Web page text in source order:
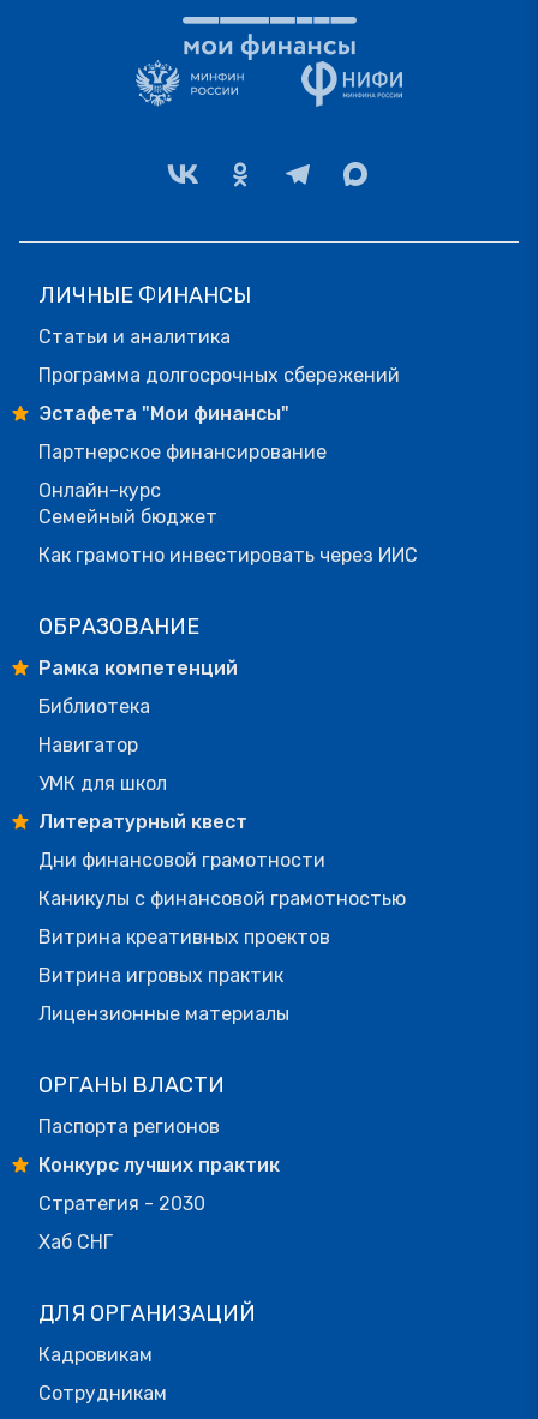
ЛИЧНЫЕ ФИНАНСЫ
Статьи и аналитика
Программа долгосрочных сбережений
Эстафета "Мои финансы"
Партнерское финансирование
Онлайн-курс
Семейный бюджет
Как грамотно инвестировать через ИИС
ОБРАЗОВАНИЕ
Рамка компетенций
Библиотека
Навигатор
УМК для школ
Литературный квест
Дни финансовой грамотности
Каникулы с финансовой грамотностью
Витрина креативных проектов
Витрина игровых практик
Лицензионные материалы
ОРГАНЫ ВЛАСТИ
Паспорта регионов
Конкурс лучших практик
Стратегия - 2030
Хаб СНГ
ДЛЯ ОРГАНИЗАЦИЙ
Кадровикам
Сотрудникам